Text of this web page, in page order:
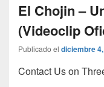
El Chojin –
(Videoclip
Publicado el diciembre
Contact Us on